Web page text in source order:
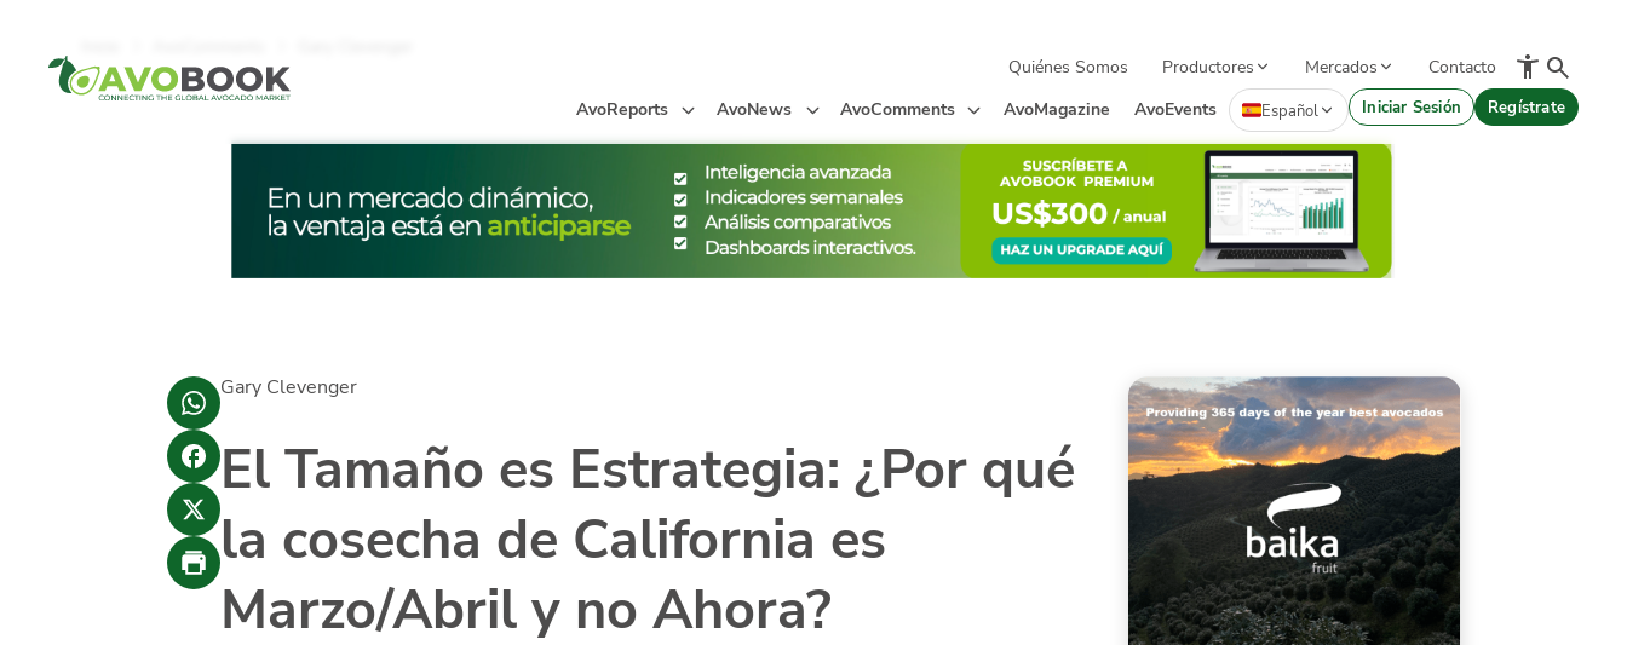
Quiénes Somos Productores Mercados
Contacto
AvoReports
AvoNews AvoComments AvoMagazine AvoEvents Español Iniciar Sesión Regístrate
Gary Clevenger
El Tamaño es Estrategia: ¿Por qué
la cosecha de California es
Marzo/Abril y no Ahora?